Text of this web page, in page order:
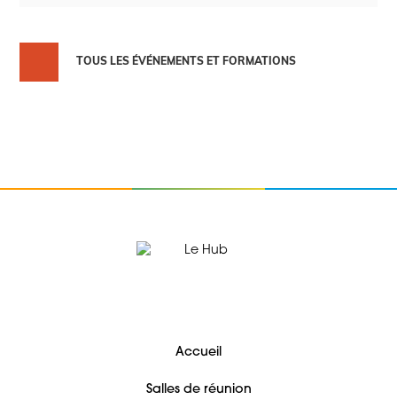
TOUS LES ÉVÉNEMENTS ET FORMATIONS
Accueil
Salles de réunion